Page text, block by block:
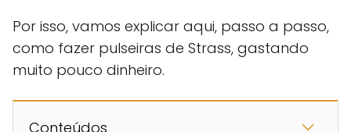
Por isso, vamos explicar aqui, passo a passo,
como fazer pulseiras de Strass, gastando
muito pouco dinheiro.
Conteúdos